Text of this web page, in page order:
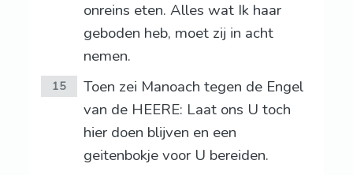
onreins eten. Alles wat Ik haar
geboden heb, moet zij in acht
nemen.
15
Toen zei Manoach tegen de Engel
van de HEERE: Laat ons U toch
hier doen blijven en een
geitenbokje voor U bereiden.